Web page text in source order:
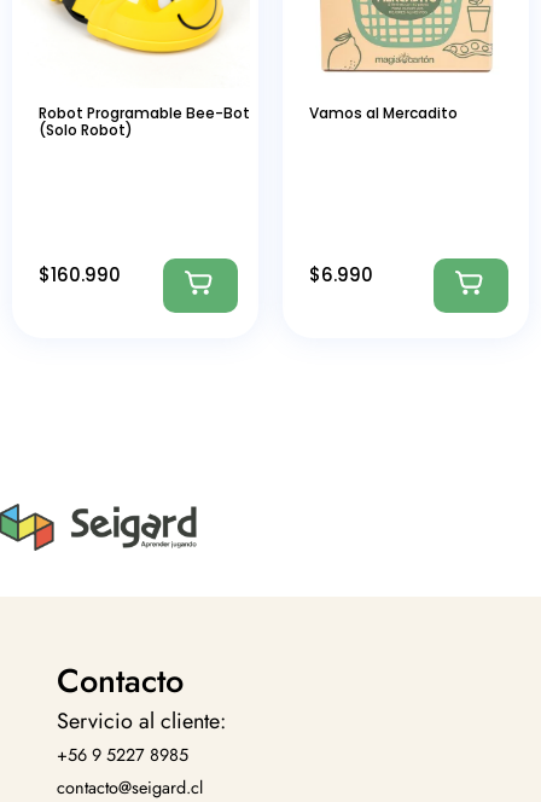
Robot Programable Bee-Bot
(Solo Robot)
$160.990
Vamos al Mercadito
$6.990
Contacto
Servicio al cliente:
+56 9 5227 8985
contacto@seigard.cl